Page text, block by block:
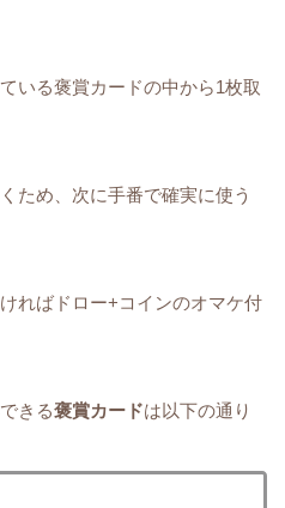
いる褒賞カードの中から1枚取
ため、次に手番で確実に使う
ればドロー+コインのオマケ付
きる褒賞カードは以下の通り